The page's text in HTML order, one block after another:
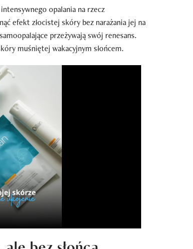
opalania na rzecz
efekt złocistej skóry bez narażania jej na
przeżywają swój renesans.
muśniętej wakacyjnym słońcem.